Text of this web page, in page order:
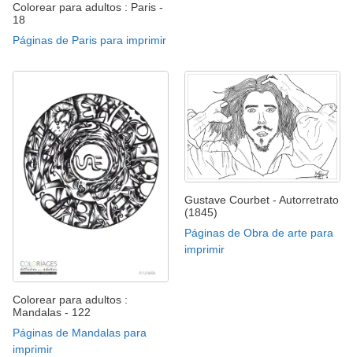
Colorear para adultos : Paris -
18
Páginas de Paris para imprimir
Colorear para adultos :
Mandalas - 122
Páginas de Mandalas para
imprimir
Gustave Courbet - Autorretrato
(1845)
Páginas de Obra de arte para
imprimir